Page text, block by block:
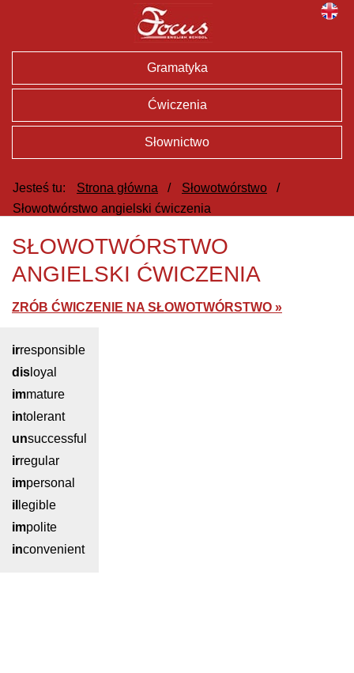
SŁOWOTWÓRSTWO
ANGIELSKI ĆWICZENIA
ZRÓB ĆWICZENIE NA SŁOWOTWÓRSTWO »
irresponsible
dis loyal
immature
intolerant
unsuccessful
irregular
impersonal
il legible
impolite
inconvenient
Gramatyka
Ćwiczenia
Słownictwo
Jesteś tu: Strona główna / Słowotwórstwo
/
Słowotwórstwo angielski ćwiczenia